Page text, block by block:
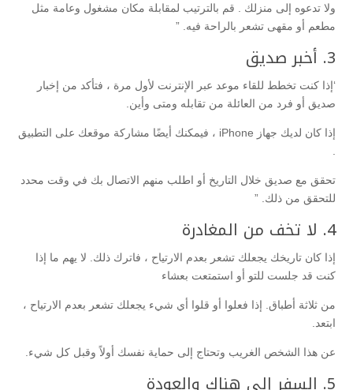
ولا تدعوه إلى منزلك . قم بالترتيب لمقابلة مكان مشغول وعامة مثل
مطعم أو مقهى تشعر بالراحة فيه. ”
3. أخبر صديق
‘إذا كنت تخطط للقاء موعد عبر الإنترنت لأول مرة ، فتأكد من إخبار
صديق أو فرد من العائلة من تقابله ومتى وأين.
إذا كان لديك جهاز iPhone ، فيمكنك أيضًا مشاركة موقعك على التطبيق
تحقق مع صديق خلال التاريخ أو اطلب منهم الاتصال بك في وقت محدد
للتحقق من ذلك. ”
4. لا تخف من المغادرة
إذا كان تاريخك يجعلك تشعر بعدم الارتياح ، فاترك ذلك. لا يهم ما إذا
كنت قد جلست للتو أو استمتعت بعشاء
من ثلاثة أطباق. إذا فعلوا أو قلوا أي شيء يجعلك تشعر بعدم الارتياح ،
ابتعد.
عن هذا الشخص الغريب وتحتاج إلى حماية نفسك أولاً وقبل كل شيء.
5. السفر إلى هناك والعودة